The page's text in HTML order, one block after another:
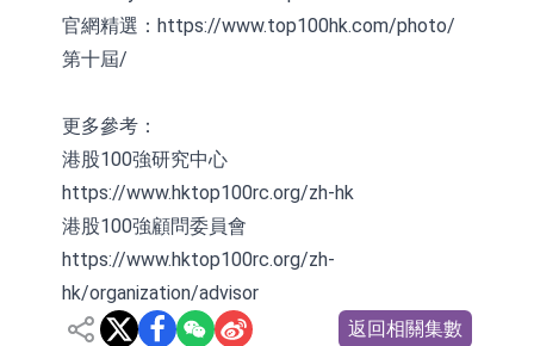
官網精選：https://www.top100hk.com/photo/
第十屆/
更多參考：
港股100強研究中心
https://www.hktop100rc.org/zh-hk
港股100強顧問委員會
https://www.hktop100rc.org/zh-
hk/organization/advisor
返回相關集數